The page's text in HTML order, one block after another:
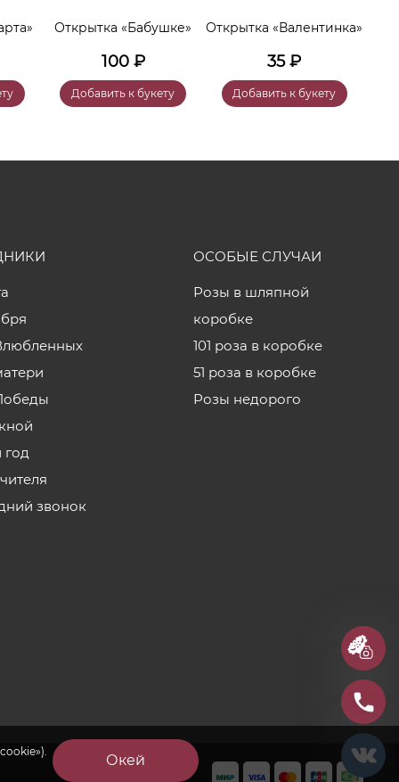
Открытка «Бабушке»
100₽
Добавить к букету
Открытка «Валентинка»
35₽
Добавить к букету
Окей
звонок
ОСОБЫЕ СЛУЧАИ
Розы в шляпной
коробке
101 роза в коробке
51 роза в коробке
Розы недорого